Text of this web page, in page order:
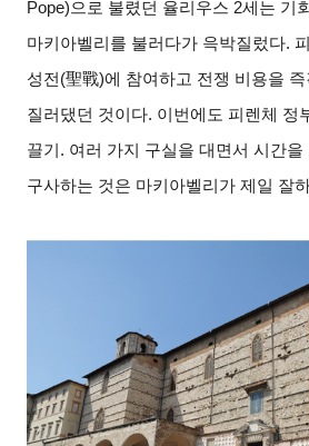
Pope)으로 불렸던 율리우스 2세는 기
마키아벨리를 불러다가 윽박질렀다.
성전 (聖戰)에 참여하고 전쟁 비용을
질러댔던 것이다. 이번에도 피렌체 정
끌기 . 여러 가지 구실을 대면서 시간을
구사하는 것은 마키아벨리가 제일 잘